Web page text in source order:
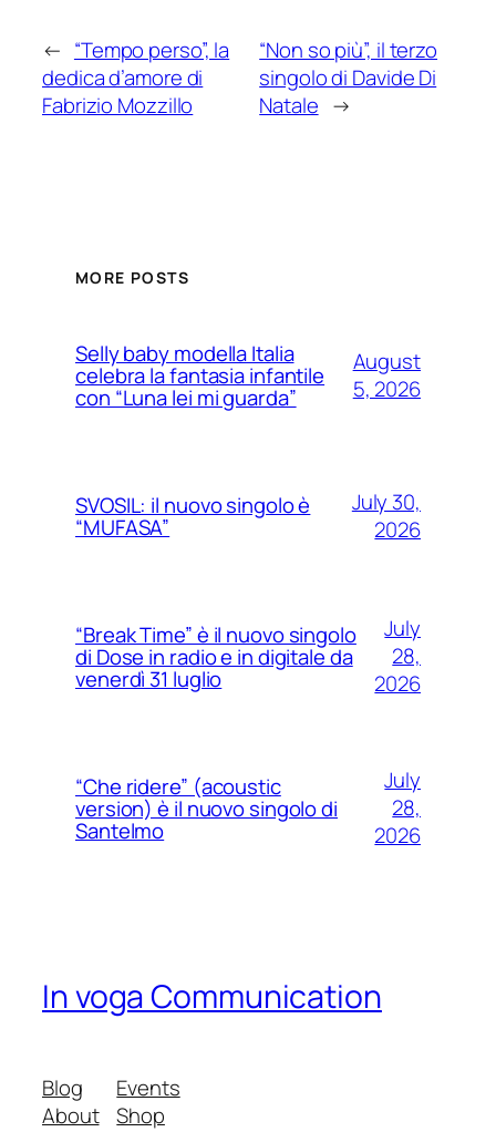
← “Tempo perso”, la
dedica d’amore di
Fabrizio Mozzillo
“Non so più”, il terzo
singolo di Davide Di
Natale →
MORE POSTS
Selly baby modella Italia
celebra la fantasia infantile
con “Luna lei mi guarda”
August
5, 2026
SVOSIL: il nuovo singolo è
“MUFASA”
July 30,
2026
“Break Time” è il nuovo singolo
di Dose in radio e in digitale da
venerdì 31 luglio
July
28,
2026
“Che ridere” (acoustic
version) è il nuovo singolo di
Santelmo
July
28,
2026
In voga Communication
Blog
About
Events
Shop